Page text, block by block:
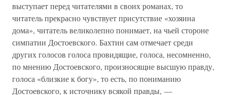
выступает перед читателями в своих романах, то
читатель прекрасно чувствует присутствие «хозяина
дома», читатель великолепно понимает, на чьей стороне
симпатии Достоевского. Бахтин сам отмечает среди
других голосов голоса провидящие, голоса, несомненно,
по мнению Достоевского, произносящие высшую правду,
голоса «близкие к богу», то есть, по пониманию
Достоевского, к источнику всякой правды, —